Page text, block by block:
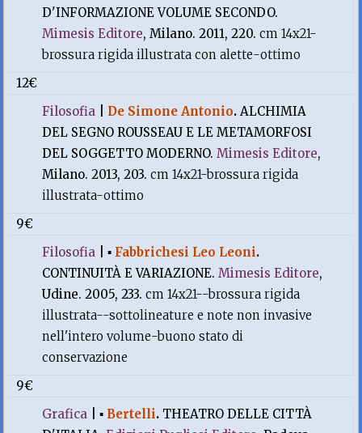
D'INFORMAZIONE VOLUME SECONDO.
Mimesis Editore, Milano. 2011, 220.cm 14x21-
brossura rigida illustrata con alette-ottimo
12€
Filosofia
De Simone Antonio.ALCHIMIA
DEL SEGNO ROUSSEAU E LE METAMORFOSI
DEL SOGGETTO MODERNO.Mimesis Editore,
Milano. 2013, 203.cm 14x21-brossura rigida
illustrata-ottimo
9€
Filosofia |▪ Fabbrichesi Leo Leoni.
CONTINUITÀ E VARIAZIONE.Mimesis Editore,
Udine. 2005, 233.cm 14x21--brossura rigida
illustrata--sottolineature e note non invasive
nell'intero volume-buono stato di
conservazione
9€
Grafica |▪ Bertelli. THEATRO DELLE CITTÀ